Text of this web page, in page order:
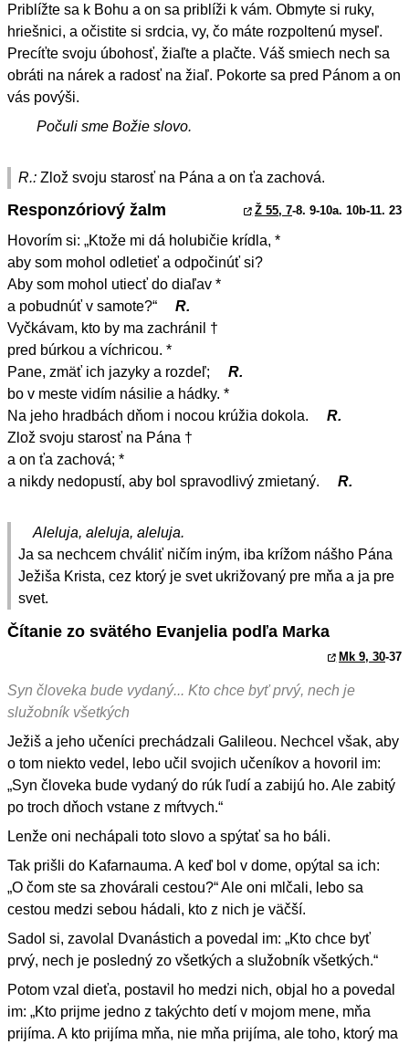
Priblížte sa k Bohu a on sa priblíži k vám. Obmyte si ruky,
hriešnici, a očistite si srdcia, vy, čo máte rozpoltenú myseľ.
Precíťte svoju úbohosť, žiaľte a plačte. Váš smiech nech sa
obráti na nárek a radosť na žiaľ. Pokorte sa pred Pánom a on
vás povýši.
Počuli sme Božie slovo.
R.: Zlož svoju starosť na Pána a on ťa zachová.
Responzóriový žalm Ž 55, 7-8. 9-10a. 10b-11. 23
Hovorím si: „Ktože mi dá holubičie krídla, *
aby som mohol odletieť a odpočinúť si?
Aby som mohol utiecť do diaľav *
a pobudnúť v samote?“
R.
Vyčkávam, kto by ma zachránil †
pred búrkou a víchricou. *
Pane, zmäť ich jazyky a rozdeľ;
R.
bo v meste vidím násilie a hádky. *
Na jeho hradbách dňom i nocou krúžia dokola.
R.
Zlož svoju starosť na Pána †
a on ťa zachová; *
a nikdy nedopustí, aby bol spravodlivý zmietaný.
R.
Aleluja, aleluja, aleluja.
Ja sa nechcem chváliť ničím iným, iba krížom nášho Pána
Ježiša Krista, cez ktorý je svet ukrižovaný pre mňa a ja pre
svet.
Čítanie zo svätého Evanjelia podľa Marka
Mk 9, 30-37
Syn človeka bude vydaný... Kto chce byť prvý, nech je
služobník všetkých
Ježiš a jeho učeníci prechádzali Galileou. Nechcel však, aby
o tom niekto vedel, lebo učil svojich učeníkov a hovoril im:
„Syn človeka bude vydaný do rúk ľudí a zabijú ho. Ale zabitý
po troch dňoch vstane z mŕtvych.“
Lenže oni nechápali toto slovo a spýtať sa ho báli.
Tak prišli do Kafarnauma. A keď bol v dome, opýtal sa ich:
„O čom ste sa zhovárali cestou?“ Ale oni mlčali, lebo sa
cestou medzi sebou hádali, kto z nich je väčší.
Sadol si, zavolal Dvanástich a povedal im: „Kto chce byť
prvý, nech je posledný zo všetkých a služobník všetkých.“
Potom vzal dieťa, postavil ho medzi nich, objal ho a povedal
im: „Kto prijme jedno z takýchto detí v mojom mene, mňa
prijíma. A kto prijíma mňa, nie mňa prijíma, ale toho, ktorý ma